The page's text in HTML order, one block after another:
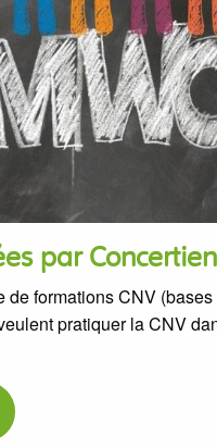
par
formations CNV
pratiquer la CNV